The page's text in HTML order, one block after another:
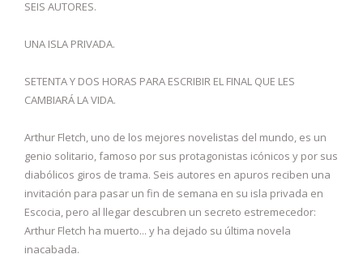
SEIS AUTORES.
UNA ISLA PRIVADA.
SETENTA Y DOS HORAS PARA ESCRIBIR EL FINAL QUE LES
CAMBIARÁ LA VIDA.
Arthur Fletch, uno de los mejores novelistas del mundo, es un
genio solitario, famoso por sus protagonistas icónicos y por sus
diabólicos giros de trama. Seis autores en apuros reciben una
invitación para pasar un fin de semana en su isla privada en
Escocia, pero al llegar descubren un secreto estremecedor:
Arthur Fletch ha muerto... y ha dejado su última novela
inacabada.